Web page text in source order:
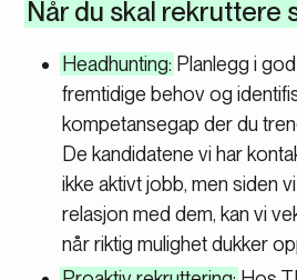
Når du skal rekruttere
Headhunting: Planlegg i
fremtidige behov og
kompetansegap der du
De kandidatene vi har
ikke aktivt jobb, men siden
relasjon med dem, kan vi
når riktig mulighet dukker